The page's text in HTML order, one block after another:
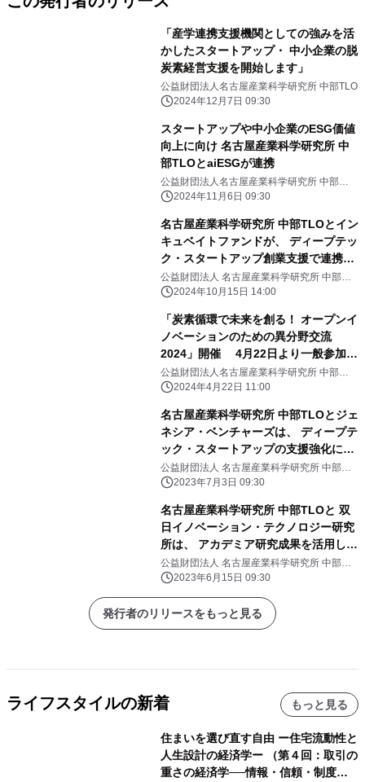
「産学連携支援機関としての強みを活
かしたスタートアップ・ 中小企業の脱
炭素経営支援を開始します」
公益財団法人名古屋産業科学研究所 中部TLO
2024年12月7日 09:30
スタートアップや中小企業のESG価値
向上に向け 名古屋産業科学研究所 中
部TLOとaiESGが連携
公益財団法人名古屋産業科学研究所 中部
TLO、株式会社aiESG
2024年11月6日 09:30
名古屋産業科学研究所 中部TLOとイン
キュベイトファンドが、 ディープテッ
ク・スタートアップ創業支援で連携協
定
公益財団法人 名古屋産業科学研究所 中部
TLO、インキュベイトファンド株式会社
2024年10月15日 14:00
「炭素循環で未来を創る！ オープンイ
ノベーションのための異分野交流
2024」開催 4月22日より一般参加者
の募集開始
公益財団法人名古屋産業科学研究所 中部
TLO、大学法人東京理科大学 カーボンバリュ
ルファンド
2024年4月22日 11:00
名古屋産業科学研究所 中部TLOとジェ
ネシア・ベンチャーズは、 ディープテ
ック・スタートアップの支援強化に向
けた 連携協定を締結しました
公益財団法人 名古屋産業科学研究所 中部
TLO、株式会社 ジェネシア・ベンチャーズ
2023年7月3日 09:30
名古屋産業科学研究所 中部TLOと 双
日イノベーション・テクノロジー研究
所は、 アカデミア研究成果を活用した
新産業創出に向けた 連携協定を締結し
ました
公益財団法人 名古屋産業科学研究所 中部
TLO、株式会社 双日イノベーション・テクノ
2023年6月15日 09:30
発行者のリリースをもっと見る
ライフスタイルの新着 もっと見る
住まいを選び直す自由 ー住宅流動性と
人生設計の経済学ー （第４回：取引の
重さの経済学──情報・信頼・制度を